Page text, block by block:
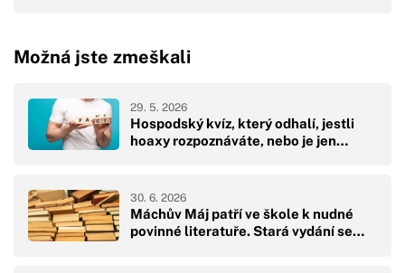
Možná jste zmeškali
Hospodský kvíz, který odhalí, jestli
hoaxy rozpoznáváte, nebo je jen…
29. 5. 2026
Máchův Máj patří ve škole k nudné
povinné literatuře. Stará vydání se…
30. 6. 2026